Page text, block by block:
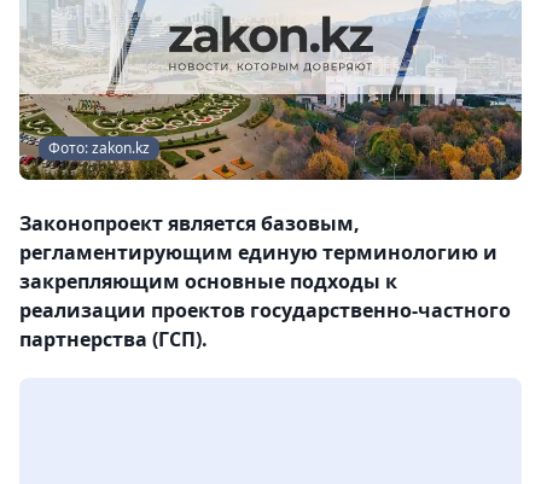
Фото: zakon.kz
Законопроект является базовым,
регламентирующим единую терминологию и
закрепляющим основные подходы к
реализации проектов государственно-частного
партнерства (ГСП).